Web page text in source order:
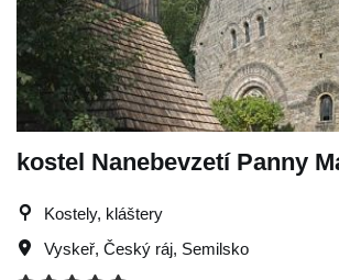
kostel Nanebevzetí Panny
Kostely, kláštery
Vyskeř, Český ráj, Semilsko